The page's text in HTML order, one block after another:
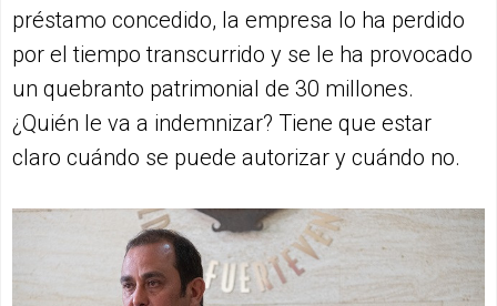
préstamo concedido, la empresa lo ha perdido
por el tiempo transcurrido y se le ha provocado
un quebranto patrimonial de 30 millones.
¿Quién le va a indemnizar? Tiene que estar
claro cuándo se puede autorizar y cuándo no.